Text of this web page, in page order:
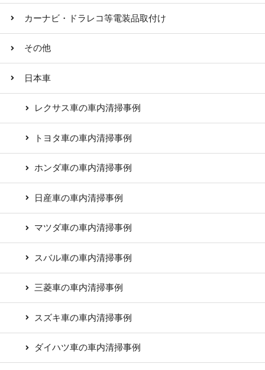
カーナビ・ドラレコ等電装品取付け
その他
日本車
レクサス車の車内清掃事例
トヨタ車の車内清掃事例
ホンダ車の車内清掃事例
日産車の車内清掃事例
マツダ車の車内清掃事例
スバル車の車内清掃事例
三菱車の車内清掃事例
スズキ車の車内清掃事例
ダイハツ車の車内清掃事例